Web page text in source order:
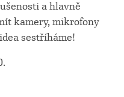
a hlavně
kamery, mikrofony
sestříháme!